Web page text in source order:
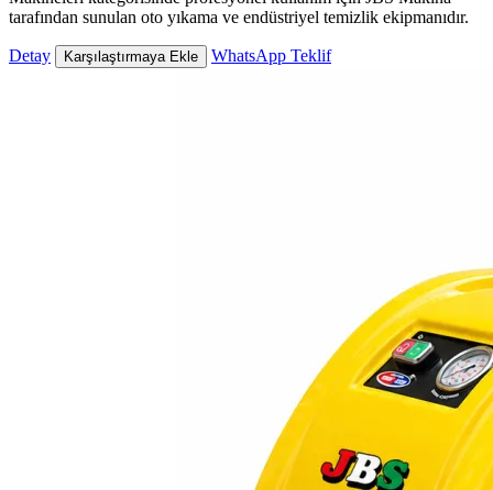
tarafından sunulan oto yıkama ve endüstriyel temizlik ekipmanıdır.
Detay Karşılaştırmaya Ekle WhatsApp Teklif